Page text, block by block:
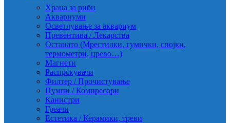
Храна за риби
Аквариуми
Осветлување за аквариум
Превентива / Лекарства
Останато (Мрестилки, гумички, спојки,
термометри, црево…)
Магнети
Распрскувачи
Филтер / Прочистување
Пумпи / Компресори
Канистри
Греачи
Естетика / Керамики, треви